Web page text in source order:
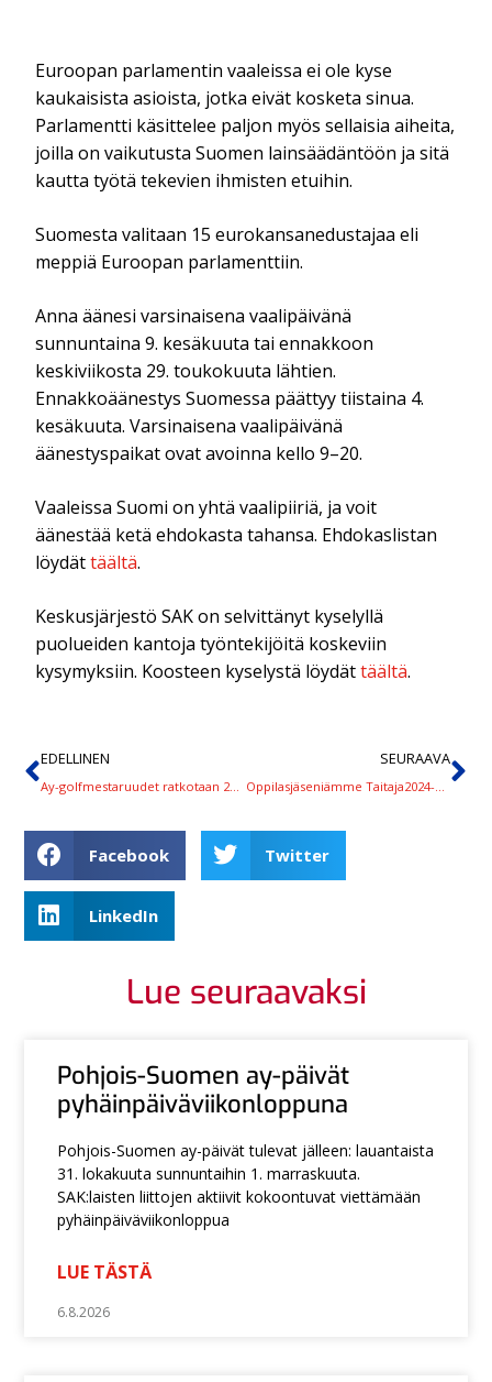
Euroopan parlamentin vaaleissa ei ole kyse
kaukaisista asioista, jotka eivät kosketa sinua.
Parlamentti käsittelee paljon myös sellaisia aiheita,
joilla on vaikutusta Suomen lainsäädäntöön ja sitä
kautta työtä tekevien ihmisten etuihin.
Suomesta valitaan 15 eurokansanedustajaa eli
meppiä Euroopan parlamenttiin.
Anna äänesi varsinaisena vaalipäivänä
sunnuntaina 9. kesäkuuta tai ennakkoon
keskiviikosta 29. toukokuuta lähtien.
Ennakkoäänestys Suomessa päättyy tiistaina 4.
kesäkuuta. Varsinaisena vaalipäivänä
äänestyspaikat ovat avoinna kello 9–20.
Vaaleissa Suomi on yhtä vaalipiiriä, ja voit
äänestää ketä ehdokasta tahansa. Ehdokaslistan
löydättäältä.
Keskusjärjestö SAK on selvittänyt kyselyllä
puolueiden kantoja työntekijöitä koskeviin
kysymyksiin. Koosteen kyselystä löydättäältä.
EDELLINEN SEURAAVA
Oppilasjäseniämme Taitaja2024-finaaleissa
Facebook Twitter
LinkedIn
Lue seuraavaksi
Pohjois-Suomen ay-päivät
pyhäinpäiväviikonloppuna
Pohjois-Suomen ay-päivät tulevat jälleen: lauantaista
31. lokakuuta sunnuntaihin 1. marraskuuta.
SAK:laisten liittojen aktiivit kokoontuvat viettämään
pyhäinpäiväviikonloppua
LUE TÄSTÄ
6.8.2026